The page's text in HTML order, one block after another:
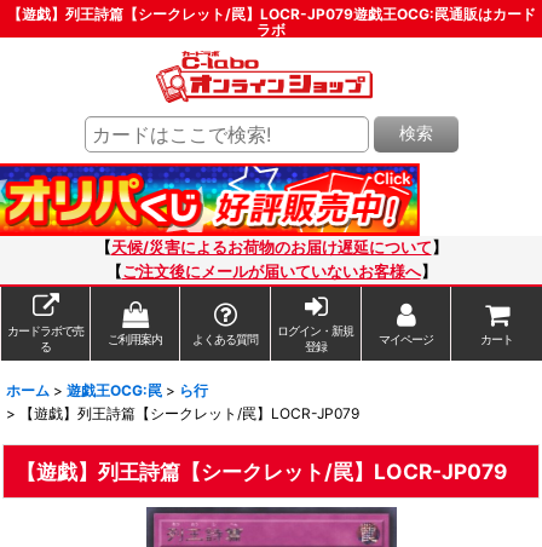
【遊戯】列王詩篇【シークレット/罠】LOCR-JP079遊戯王OCG:罠通販はカード
ラボ
検索
【天候/災害によるお荷物のお届け遅延について 】
【ご注文後にメールが届いていないお客様へ】
カードラボで売
る
ご利用案内 よくある質問
ログイン・新規
登録
マイページ カート
ホーム > 遊戯王OCG:罠 > ら行
>
【遊戯】列王詩篇【シークレット/罠】LOCR-JP079
【遊戯】列王詩篇【シークレット/罠】LOCR-JP079